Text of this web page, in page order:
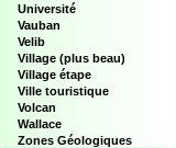
Université
Vauban
Velib
Village (plus beau)
Village étape
Ville touristique
Volcan
Wallace
Zones Géologiques